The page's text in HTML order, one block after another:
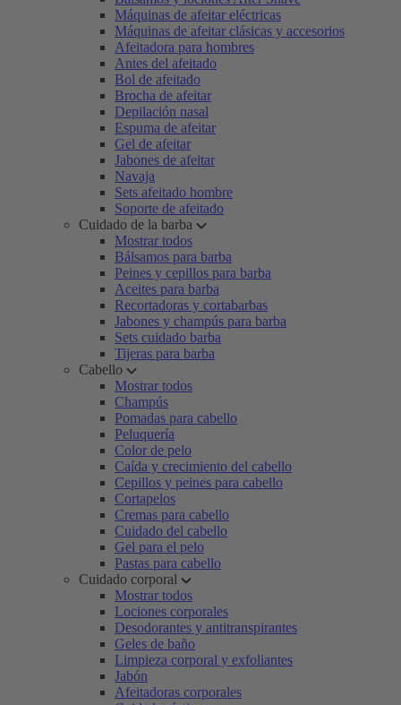
Máquinas de afeitar eléctricas
Máquinas de afeitar clásicas y accesorios
Afeitadora para hombres
Antes del afeitado
Bol de afeitado
Brocha de afeitar
Depilación nasal
Espuma de afeitar
Gel de afeitar
Jabones de afeitar
Navaja
Sets afeitado hombre
Soporte de afeitado
Cuidado de la barba
Mostrar todos
Bálsamos para barba
Peines y cepillos para barba
Aceites para barba
Recortadoras y cortabarbas
Jabones y champús para barba
Sets cuidado barba
Tijeras para barba
Cabello
Mostrar todos
Champús
Pomadas para cabello
Peluquería
Color de pelo
Caída y crecimiento del cabello
Cepillos y peines para cabello
Cortapelos
Cremas para cabello
Cuidado del cabello
Gel para el pelo
Pastas para cabello
Cuidado corporal
Mostrar todos
Lociones corporales
Desodorantes y antitranspirantes
Geles de baño
Limpieza corporal y exfoliantes
Jabón
Afeitadoras corporales